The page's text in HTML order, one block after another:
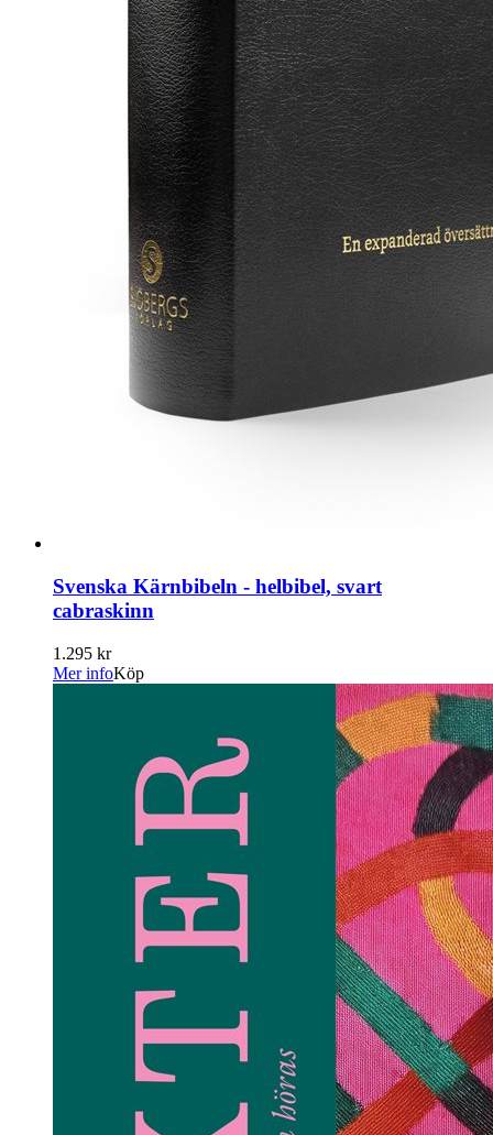
Svenska Kärnbibeln - helbibel, svart
cabraskinn
1.295 kr
Mer infoKöp